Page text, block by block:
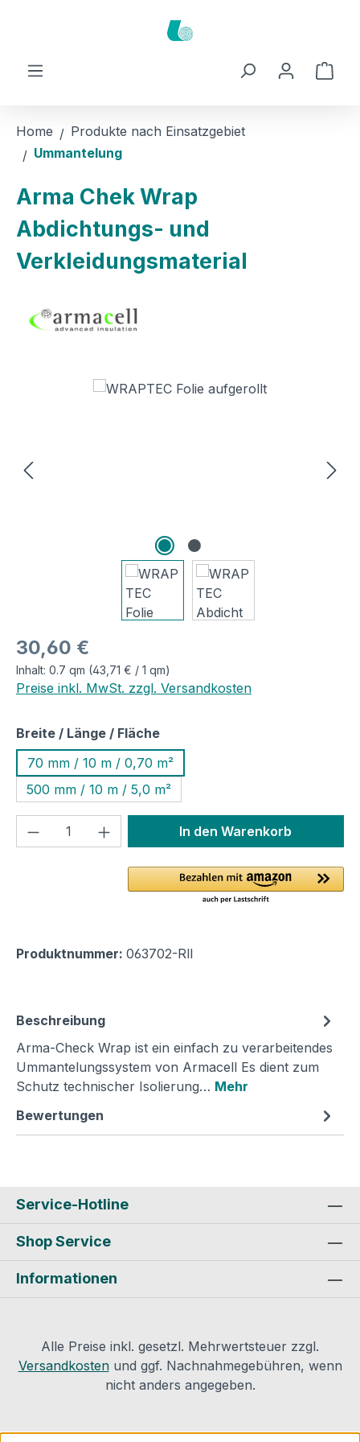
Home
Produkte nach Einsatzgebiet
Ummantelung
Arma Chek Wrap
Abdichtungs- und
Verkleidungsmaterial
Bildergalerie überspringen
Regulärer Preis:
30,60 €
Inhalt: 0.7 qm (43,71 € / 1 qm)
Preise inkl. MwSt. zzgl. Versandkosten
Breite / Länge / Flächeauswählen
70 mm / 10 m / 0,70 m²
500 mm / 10 m / 5,0 m²
Produkt Anzahl: Gib denIn den Warenkorb
Produktnummer: 063702-Rll
Beschreibung
Arma-Check Wrap ist ein einfach zu verarbeitendes
Ummantelungssystem von Armacell Es dient zum
Schutz technischer Isolierung… Mehr
Bewertungen
Service-Hotline
Shop Service
Informationen
Alle Preise inkl. gesetzl. Mehrwertsteuer zzgl.
Versandkostenund ggf. Nachnahmegebühren, wenn
nicht anders angegeben.